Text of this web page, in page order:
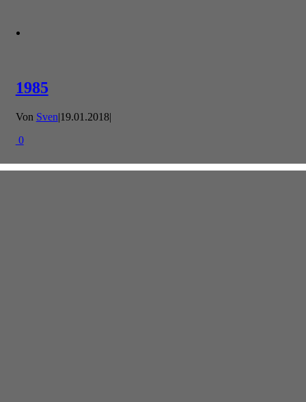
1985
Von Sven|19.01.2018|
0